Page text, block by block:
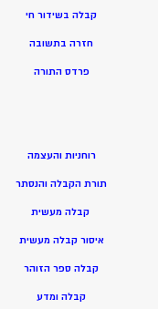
קבלה בשידור חי
חזרה בתשובה
פרדס התורה
רוחניות והעצמה
תורת הקבלה והנסתר
קבלה מעשית
איסור קבלה מעשית
קבלה ספר הזוהר
קבלה ומדע